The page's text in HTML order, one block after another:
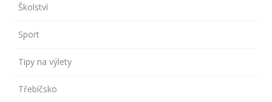
Školství
Sport
Tipy na výlety
Třebíčsko